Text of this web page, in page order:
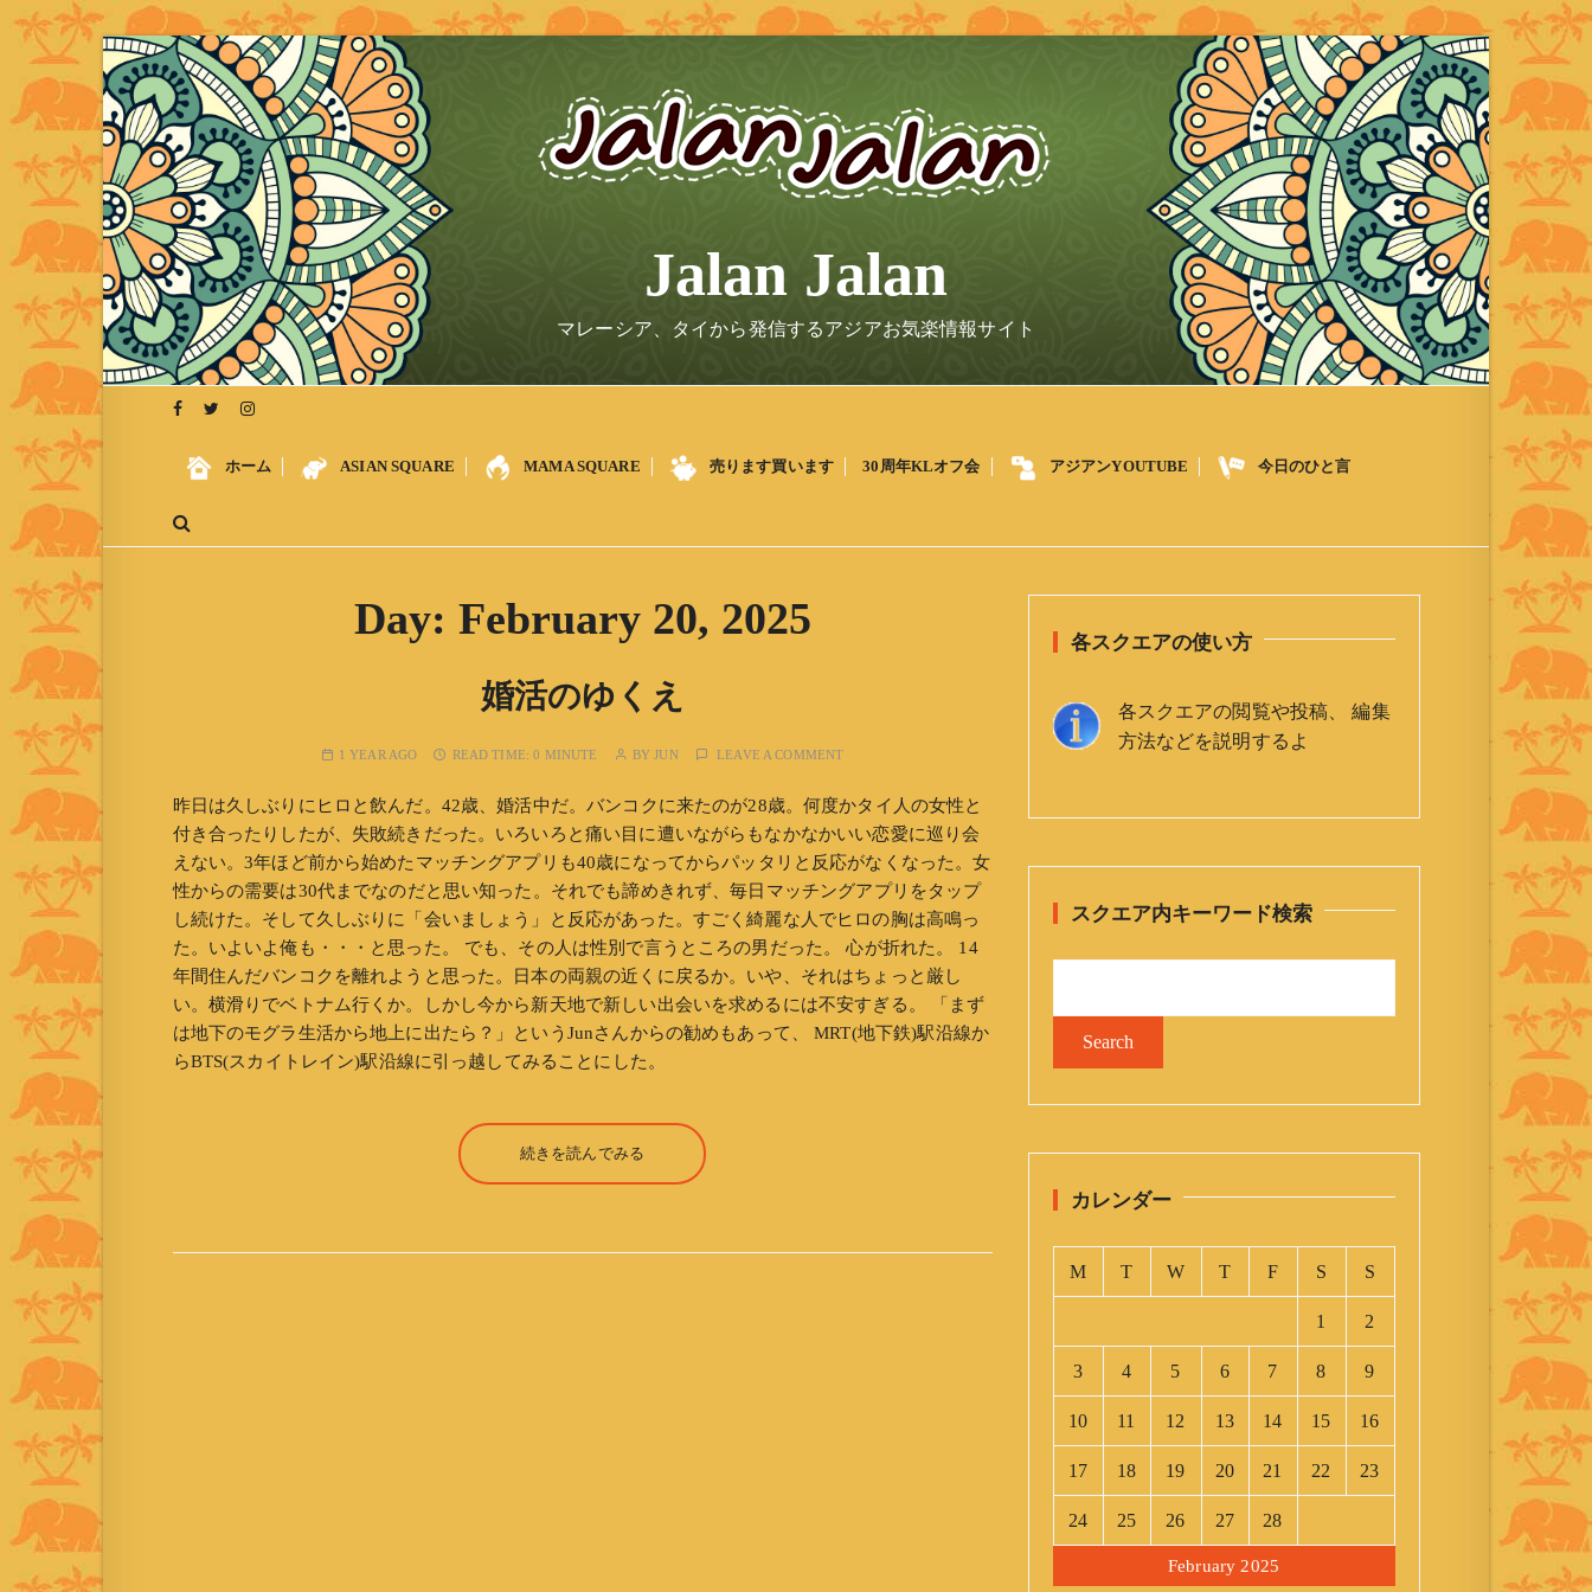
S
k
i
p
t
o
c
o
n
e
n
Jalan Jalan
マレーシア、タイから発信するアジアお気楽情報サイト
ホーム ASIAN SQUARE MAMA SQUARE 売ります買います 30周年KLオフ会 アジアンYOUTUBE 今日のひと言
Day: February 20, 2025
婚活のゆくえ
1 YEAR AGO READ TIME:0 MINUTE BYJUN LEAVE A COMMENT
昨日は久しぶりにヒロと飲んだ。42歳、婚活中だ。バンコクに来たのが28歳。何度かタイ人の女性と
付き合ったりしたが、失敗続きだった。いろいろと痛い目に遭いながらもなかなかいい恋愛に巡り会
えない。3年ほど前から始めたマッチングアプリも40歳になってからパッタリと反応がなくなった。女
性からの需要は30代までなのだと思い知った。それでも諦めきれず、毎日マッチングアプリをタップ
し続けた。そして久しぶりに「会いましょう」と反応があった。すごく綺麗な人でヒロの胸は高鳴っ
た。いよいよ俺も・・・と思った。 でも、その人は性別で言うところの男だった。 心が折れた。 14
年間住んだバンコクを離れようと思った。日本の両親の近くに戻るか。いや、それはちょっと厳し
い。横滑りでベトナム行くか。しかし今から新天地で新しい出会いを求めるには不安すぎる。 「まず
は地下のモグラ生活から地上に出たら？」というJunさんからの勧めもあって、 MRT(地下鉄)駅沿線か
らBTS(スカイトレイン)駅沿線に引っ越してみることにした。
続きを読んでみる
各スクエアの使い方
各スクエアの閲覧や投稿、 編集
方法などを説明するよ
スクエア内キーワード検索
カレンダー
February 2025
M T W T F S S
1 2
3 4 5 6 7 8 9
10 11 12 13 14 15 16
17 18 19 20 21 22 23
24 25 26 27 28